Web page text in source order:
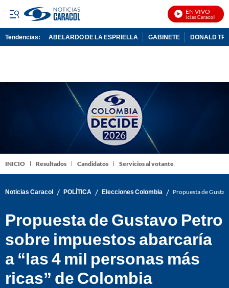
EN VIVO
Noticias Caracol En
Tendencias: ABELARDO DE LA ESPRIELLA GABINETE DONALD
INICIO Resultados Candidatos Servicios al votante
Noticias Caracol / POLÍTICA / Elecciones Colombia / Propuesta de
Propuesta de Gustavo Petro
sobre impuestos abarcaría
a “las 4 mil personas más
ricas” de Colombia